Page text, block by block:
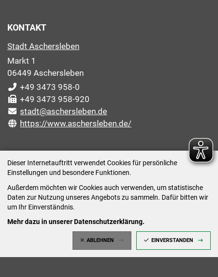
Dieser Internetauftritt verwendet Cookies für persönliche
Einstellungen und besondere Funktionen.
Außerdem möchten wir Cookies auch verwenden, um statistische
Daten zur Nutzung unseres Angebots zu sammeln. Dafür bitten wir
um Ihr Einverständnis.
Mehr dazu in unserer Datenschutzerklärung.
ABLEHNEN EINVERSTANDEN
KONTAKT
Stadt Aschersleben
Markt 1
06449 Aschersleben
+49 3473 958-0
+49 3473 958-920
stadt@aschersleben.de
https://www.aschersleben.de/
Montag: 09:00-12:00 /14:00-15:00 Uhr
Dienstag: 09:00-12:00 /14:00-16:00 Uhr
Mittwoch: 09:00 - 12:00 Uhr (nach vorheriger
Donnerstag: 09:00-12:00 /14:00-18:00 Uhr
Freitag: 09:00-12:00 Uhr